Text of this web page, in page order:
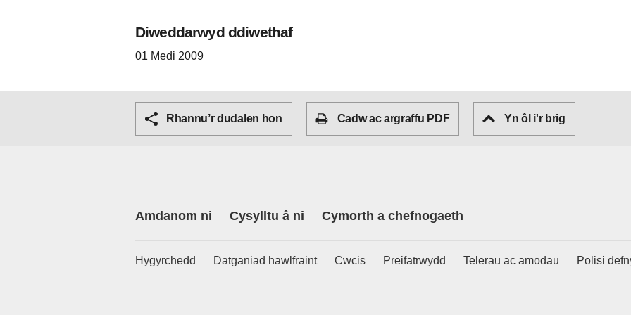
Diweddarwyd ddiwethaf
01 Medi 2009
Rhannu’r dudalen hon Cadw ac argraffu PDF Yn ôl i'r brig
Amdanom ni Cysylltu â ni Cymorth a chefnogaeth
Hygyrchedd Datganiad hawlfraint Cwcis Preifatrwydd Telerau ac amodau Polisi